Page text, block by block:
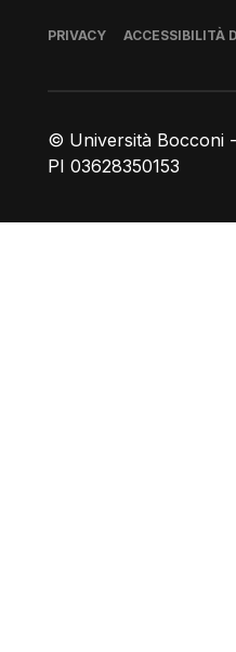
© Università Bocconi
PI 03628350153
Piè di pagina
PRIVACY ACCESSIBILITÀ